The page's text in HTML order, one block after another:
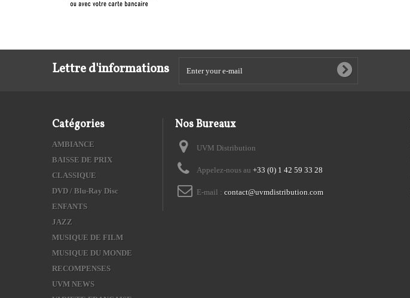
Lettre d'informations
Catégories
AMBIANCE
BAISSE DE PRIX
CLASSIQUE
DVD / Blu-Ray Disc
ENFANTS
JAZZ
MUSIQUE DE FILM
MUSIQUE DU MONDE
RECOMPENSES
UVM NEWS
Nos Bureaux
UVM Distribution
Appelez-nous au +33 (0) 1 42 59 33 28
E-mail : contact@uvmdistribution.com